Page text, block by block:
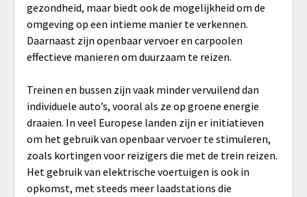
gezondheid, maar biedt ook de mogelijkheid om de
omgeving op een intieme manier te verkennen.
Daarnaast zijn openbaar vervoer en carpoolen
effectieve manieren om duurzaam te reizen.
Treinen en bussen zijn vaak minder vervuilend dan
individuele auto’s, vooral als ze op groene energie
draaien. In veel Europese landen zijn er initiatieven
om het gebruik van openbaar vervoer te stimuleren,
zoals kortingen voor reizigers die met de trein reizen.
Het gebruik van elektrische voertuigen is ook in
opkomst, met steeds meer laadstations die